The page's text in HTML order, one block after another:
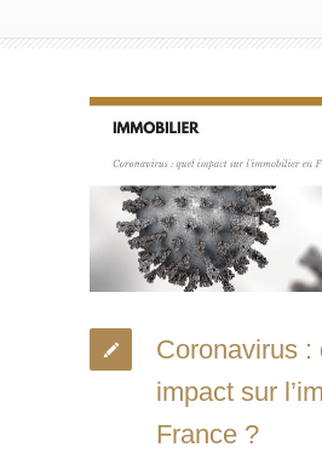
Coronavirus :
impact sur
France ?